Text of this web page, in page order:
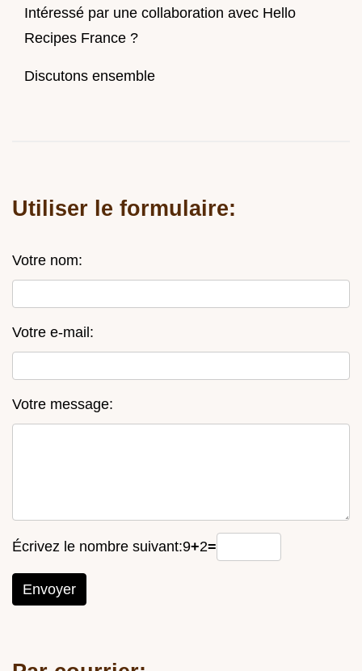
Intéressé par une collaboration avec Hello
Recipes France ?
Discutons ensemble
Utiliser le formulaire:
Votre nom:
Votre e-mail:
Votre message:
Écrivez le nombre suivant:9+2=
Envoyer